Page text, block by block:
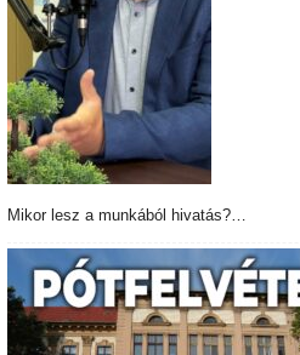
Mikor lesz a munkából hivatás?…